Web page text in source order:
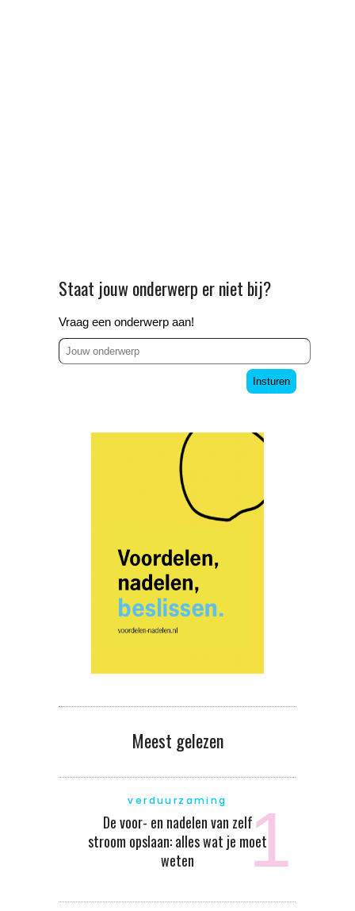
Staat jouw onderwerp er niet bij?
Vraag een onderwerp aan!
Insturen
Meest gelezen
verduurzaming
De voor- en nadelen van zelf
stroom opslaan: alles wat je moet
weten